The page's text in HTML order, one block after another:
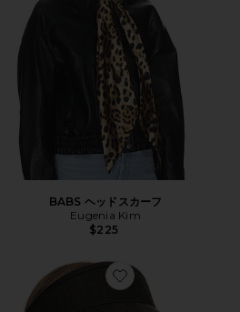
BABS ヘッドスカーフ
Eugenia Kim
$225
Favorite MICKY ハット